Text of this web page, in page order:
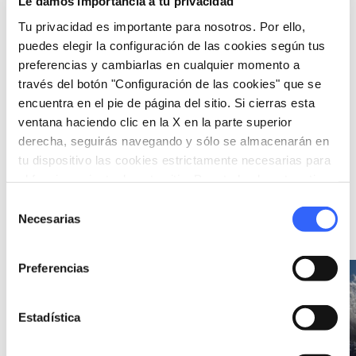
Tu privacidad es importante para nosotros. Por ello,
puedes elegir la configuración de las cookies según tus
preferencias y cambiarlas en cualquier momento a
través del botón "Configuración de las cookies" que se
encuentra en el pie de página del sitio. Si cierras esta
ventana haciendo clic en la X en la parte superior
derecha, seguirás navegando y sólo se almacenarán en
tu dispositivo las cookies estrictamente necesarias para
Necesarias
Preferencias
Estadística
collections EXPOSICIONES
San Francisco, puro
fervor seráfico
Desde el 19 jul. 2026 hasta
el 29 nov. 2026
en Pontremoli
Ideas Ver en el mapa
favorite_border